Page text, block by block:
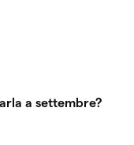
a settembre?